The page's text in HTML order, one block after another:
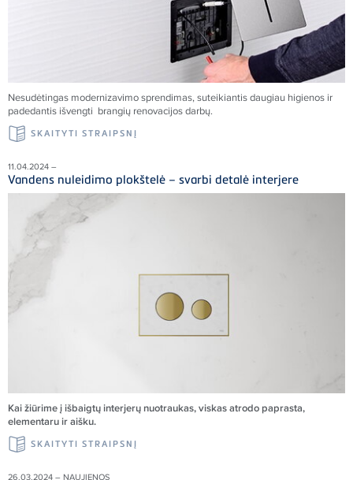
Nesudėtingas modernizavimo sprendimas, suteikiantis daugiau higienos ir
padedantis išvengti brangių renovacijos darbų.
SKAITYTI STRAIPSNĮ
11.04.2024 –
Vandens nuleidimo plokštelė – svarbi detalė interjere
Kai žiūrime į išbaigtų interjerų nuotraukas, viskas atrodo paprasta,
elementaru ir aišku.
SKAITYTI STRAIPSNĮ
26.03.2024 – NAUJIENOS